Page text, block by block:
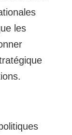
les